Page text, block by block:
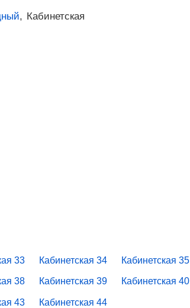
, Кабинетская
33 Кабинетская 34 Кабинетская 35
38 Кабинетская 39 Кабинетская 40
43 Кабинетская 44